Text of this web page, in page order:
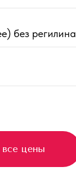
без регилина
цены